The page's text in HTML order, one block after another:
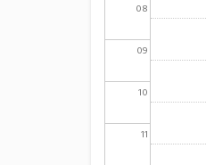
08
09
10
11